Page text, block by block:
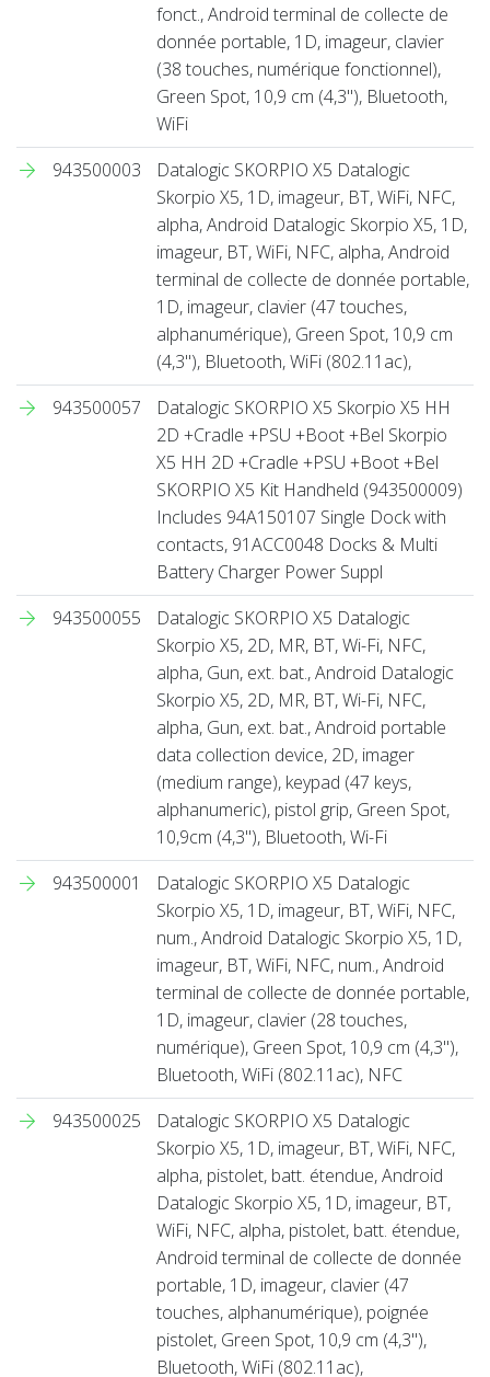
fonct., Android terminal de collecte de
donnée portable, 1D, imageur, clavier
(38 touches, numérique fonctionnel),
Green Spot, 10,9 cm (4,3''), Bluetooth,
WiFi
943500003
Datalogic SKORPIO X5 Datalogic
Skorpio X5, 1D, imageur, BT, WiFi, NFC,
alpha, Android Datalogic Skorpio X5, 1D,
imageur, BT, WiFi, NFC, alpha, Android
terminal de collecte de donnée portable,
1D, imageur, clavier (47 touches,
alphanumérique), Green Spot, 10,9 cm
(4,3''), Bluetooth, WiFi (802.11ac),
943500057
Datalogic SKORPIO X5 Skorpio X5 HH
2D +Cradle +PSU +Boot +Bel Skorpio
X5 HH 2D +Cradle +PSU +Boot +Bel
SKORPIO X5 Kit Handheld (943500009)
Includes 94A150107 Single Dock with
contacts, 91ACC0048 Docks & Multi
Battery Charger Power Suppl
943500055
Datalogic SKORPIO X5 Datalogic
Skorpio X5, 2D, MR, BT, Wi-Fi, NFC,
alpha, Gun, ext. bat., Android Datalogic
Skorpio X5, 2D, MR, BT, Wi-Fi, NFC,
alpha, Gun, ext. bat., Android portable
data collection device, 2D, imager
(medium range), keypad (47 keys,
alphanumeric), pistol grip, Green Spot,
10,9cm (4,3''), Bluetooth, Wi-Fi
943500001
Datalogic SKORPIO X5 Datalogic
Skorpio X5, 1D, imageur, BT, WiFi, NFC,
num., Android Datalogic Skorpio X5, 1D,
imageur, BT, WiFi, NFC, num., Android
terminal de collecte de donnée portable,
1D, imageur, clavier (28 touches,
numérique), Green Spot, 10,9 cm (4,3''),
Bluetooth, WiFi (802.11ac), NFC
943500025
Datalogic SKORPIO X5 Datalogic
Skorpio X5, 1D, imageur, BT, WiFi, NFC,
alpha, pistolet, batt. étendue, Android
Datalogic Skorpio X5, 1D, imageur, BT,
WiFi, NFC, alpha, pistolet, batt. étendue,
Android terminal de collecte de donnée
portable, 1D, imageur, clavier (47
touches, alphanumérique), poignée
pistolet, Green Spot, 10,9 cm (4,3''),
Bluetooth, WiFi (802.11ac),